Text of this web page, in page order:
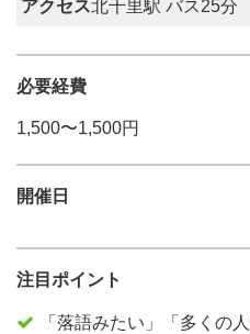
アクセス北千里駅 バス25分
必要経費
1,500〜1,500円
開催日
注目ポイント
「落語みたい」「多くの